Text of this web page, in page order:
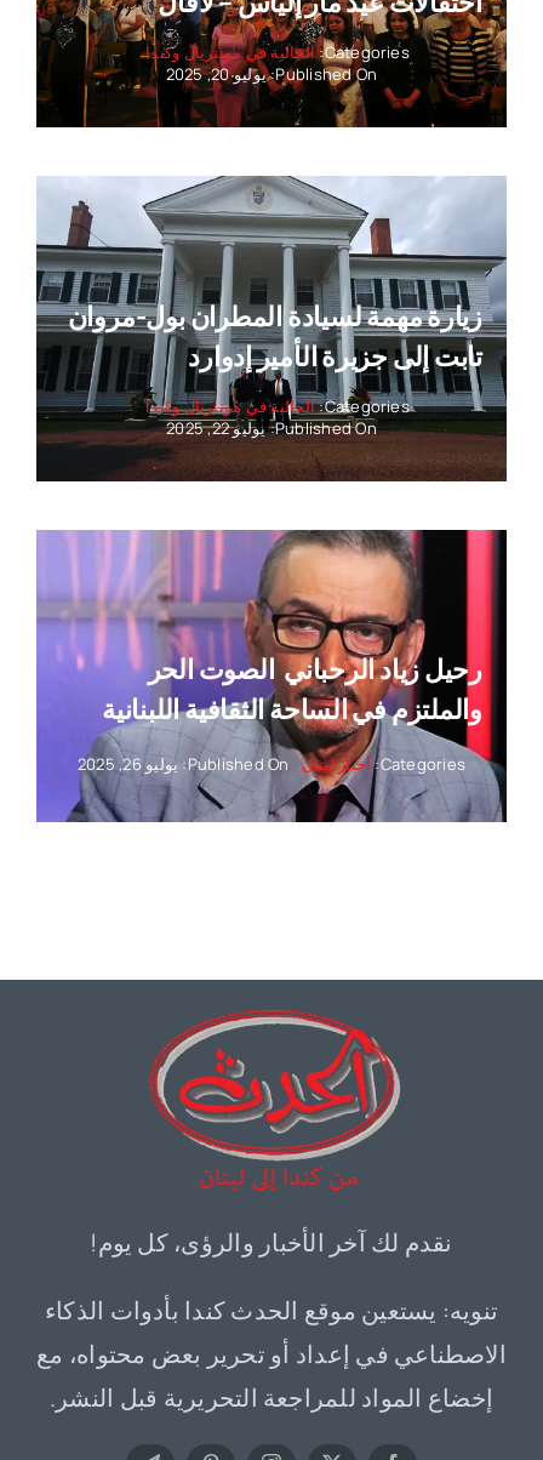
Categories: الجالية في مونتريال وكندا
Published On: يوليو 20, 2025
زيارة مهمة لسيادة المطران بول-مروان
تابت إلى جزيرة الأمير إدوارد
Categories: الجالية في مونتريال وكندا
Published On: يوليو 22, 2025
رحيل زياد الرحباني ‏ الصوت الحر
والملتزم في الساحة الثقافية اللبنانية
Categories: أخبار لبنان Published On: يوليو 26, 2025
نقدم لك آخر الأخبار والرؤى، كل يوم!
تنويه: يستعين موقع الحدث كندا بأدوات الذكاء
الاصطناعي في إعداد أو تحرير بعض محتواه، مع
إخضاع المواد للمراجعة التحريرية قبل النشر.